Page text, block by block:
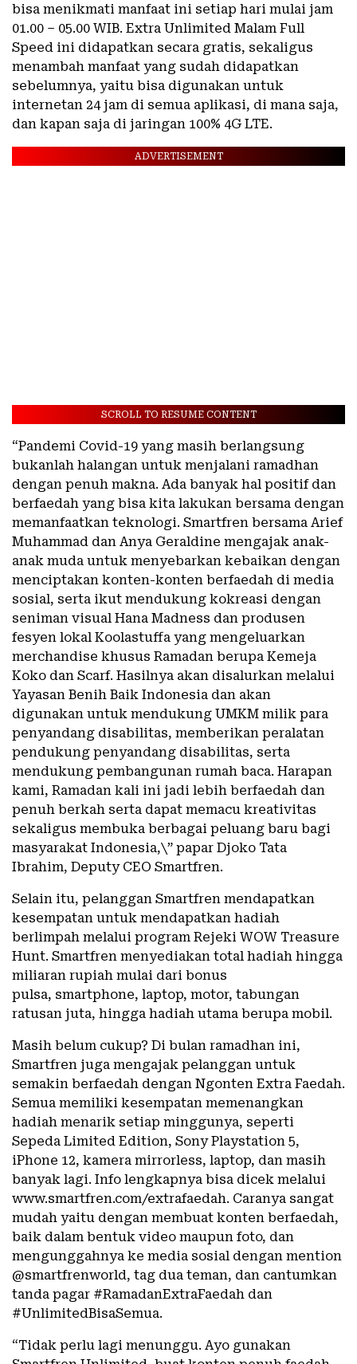
bisa menikmati manfaat ini setiap hari mulai jam
01.00 – 05.00 WIB. Extra Unlimited Malam Full
Speed ini didapatkan secara gratis, sekaligus
menambah manfaat yang sudah didapatkan
sebelumnya, yaitu bisa digunakan untuk
internetan 24 jam di semua aplikasi, di mana saja,
dan kapan saja di jaringan 100% 4G LTE.
ADVERTISEMENT
SCROLL TO RESUME CONTENT
“Pandemi Covid-19 yang masih berlangsung
bukanlah halangan untuk menjalani ramadhan
dengan penuh makna. Ada banyak hal positif dan
berfaedah yang bisa kita lakukan bersama dengan
memanfaatkan teknologi. Smartfren bersama Arief
Muhammad dan Anya Geraldine mengajak anak-
anak muda untuk menyebarkan kebaikan dengan
menciptakan konten-konten berfaedah di media
sosial, serta ikut mendukung kokreasi dengan
seniman visual Hana Madness dan produsen
fesyen lokal Koolastuffa yang mengeluarkan
merchandise khusus Ramadan berupa Kemeja
Koko dan Scarf. Hasilnya akan disalurkan melalui
Yayasan Benih Baik Indonesia dan akan
digunakan untuk mendukung UMKM milik para
penyandang disabilitas, memberikan peralatan
pendukung penyandang disabilitas, serta
mendukung pembangunan rumah baca. Harapan
kami, Ramadan kali ini jadi lebih berfaedah dan
penuh berkah serta dapat memacu kreativitas
sekaligus membuka berbagai peluang baru bagi
masyarakat Indonesia,\” papar Djoko Tata
Ibrahim, Deputy CEO Smartfren.
Selain itu, pelanggan Smartfren mendapatkan
kesempatan untuk mendapatkan hadiah
berlimpah melalui program Rejeki WOW Treasure
Hunt. Smartfren menyediakan total hadiah hingga
miliaran rupiah mulai dari bonus
pulsa, smartphone, laptop, motor, tabungan
ratusan juta, hingga hadiah utama berupa mobil.
Masih belum cukup? Di bulan ramadhan ini,
Smartfren juga mengajak pelanggan untuk
semakin berfaedah dengan Ngonten Extra Faedah.
Semua memiliki kesempatan memenangkan
hadiah menarik setiap minggunya, seperti
Sepeda Limited Edition, Sony Playstation 5,
iPhone 12, kamera mirrorless, laptop, dan masih
banyak lagi. Info lengkapnya bisa dicek melalui
www.smartfren.com/extrafaedah. Caranya sangat
mudah yaitu dengan membuat konten berfaedah,
baik dalam bentuk video maupun foto, dan
mengunggahnya ke media sosial dengan mention
@smartfrenworld, tag dua teman, dan cantumkan
tanda pagar #RamadanExtraFaedah dan
#UnlimitedBisaSemua.
“Tidak perlu lagi menunggu. Ayo gunakan